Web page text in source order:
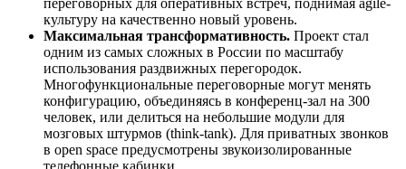
переговорных для оперативных встреч, поднимая agile-
культуру на качественно новый уровень.
Максимальная трансформативность. Проект стал
одним из самых сложных в России по масштабу
использования раздвижных перегородок.
Многофункциональные переговорные могут менять
конфигурацию, объединяясь в конференц-зал на 300
человек, или делиться на небольшие модули для
мозговых штурмов (think-tank). Для приватных звонков
в open space предусмотрены звукоизолированные